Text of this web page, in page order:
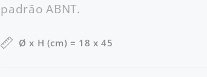
padrão ABNT.
Ø x H (cm) = 18 x 45